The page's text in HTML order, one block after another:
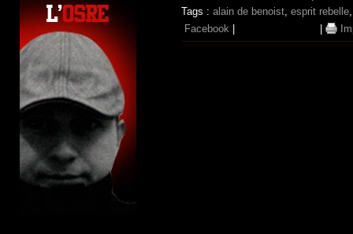
Tags : alain de benoist, esprit rebelle
Facebook